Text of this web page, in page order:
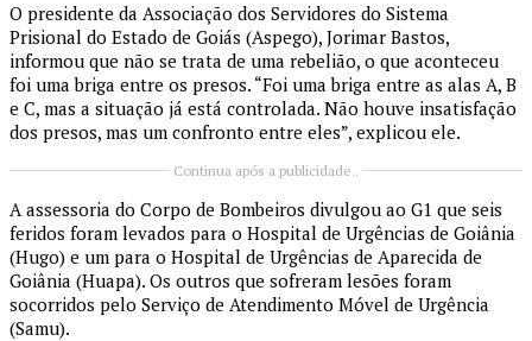
O presidente da Associação dos Servidores do Sistema
Prisional do Estado de Goiás (Aspego), Jorimar Bastos,
informou que não se trata de uma rebelião, o que aconteceu
foi uma briga entre os presos. “Foi uma briga entre as alas A, B
e C, mas a situação já está controlada. Não houve insatisfação
dos presos, mas um confronto entre eles”, explicou ele.
Continua após a publicidade..
A assessoria do Corpo de Bombeiros divulgou ao G1 que seis
feridos foram levados para o Hospital de Urgências de Goiânia
(Hugo) e um para o Hospital de Urgências de Aparecida de
Goiânia (Huapa). Os outros que sofreram lesões foram
socorridos pelo Serviço de Atendimento Móvel de Urgência
(Samu).